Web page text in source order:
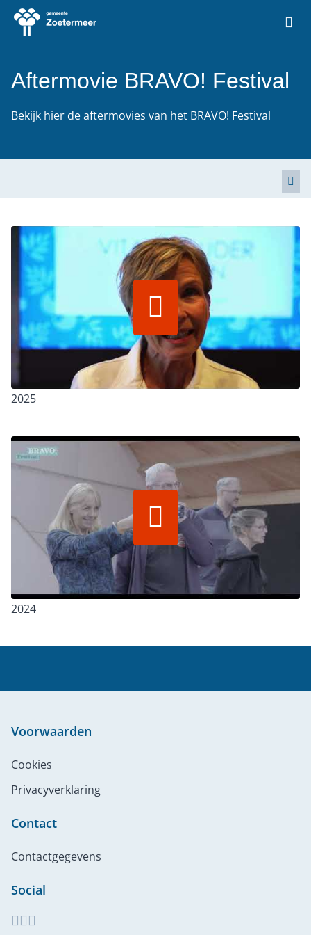
Ga naar de homepage van Vrije Tijd Zoetermeer
Aftermovie BRAVO! Festival
Bekijk hier de aftermovies van het BRAVO! Festival
2025
2024
Voorwaarden
Cookies
Privacyverklaring
Contact
Contactgegevens
Social